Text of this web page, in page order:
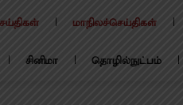
மாநிலச்செய்திகள்
சினிமா தொழில்நுட்பம்